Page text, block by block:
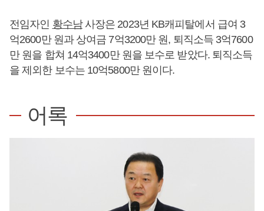
전임자인 황수남사장은 2023년 KB캐피탈에서 급여 3
억2600만 원과 상여금 7억3200만 원, 퇴직소득 3억7600
만 원을 합쳐 14억3400만 원을 보수로 받았다. 퇴직소득
을 제외한 보수는 10억5800만 원이다.
어록